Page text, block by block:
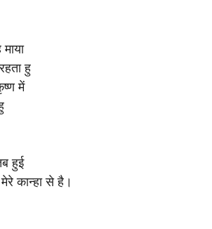
हु
में
हुई
कान्हा से है।